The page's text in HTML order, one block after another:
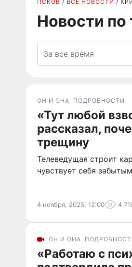
ПСКОВ ВСЕ НОВОСТИ
Новости по
ОН И ОНА ПОДРОБНОСТИ
«Тут любой
рассказал,
трещину
Телеведущая строит
чувствует себя забытым
4 ноября, 2025, 12:00 4
ОН И ОНА
«Работаю с